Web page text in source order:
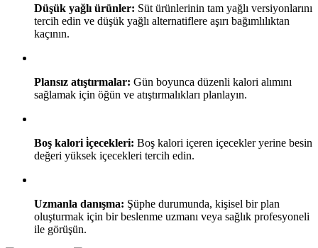
Düşük yağlı ürünler: Süt ürünlerinin tam yağlı versiyonlarını
tercih edin ve düşük yağlı alternatiflere aşırı bağımlılıktan
kaçının.
Plansız atıştırmalar: Gün boyunca düzenli kalori alımını
sağlamak için öğün ve atıştırmalıkları planlayın.
Boş kalori i̇çecekleri: Boş kalori içeren içecekler yerine besin
değeri yüksek içecekleri tercih edin.
Uzmanla danışma: Şüphe durumunda, kişisel bir plan
oluşturmak için bir beslenme uzmanı veya sağlık profesyoneli
ile görüşün.